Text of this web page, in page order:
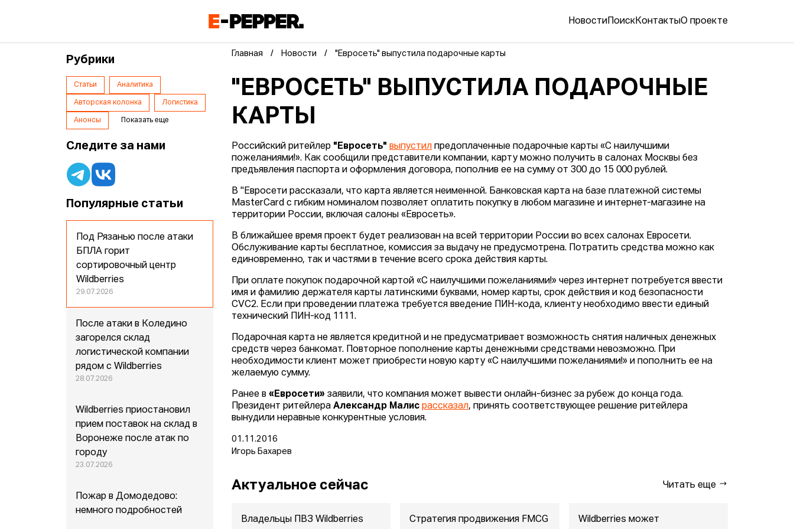
Новости ПоискКонтактыО проекте
Главная Новости "Евросеть" выпустила подарочные карты
"ЕВРОСЕТЬ" ВЫПУСТИЛА ПОДАРОЧНЫЕ
КАРТЫ
Российский ритейлер "Евросеть" выпустил предоплаченные подарочные карты «С наилучшими
пожеланиями!». Как сообщили представители компании, карту можно получить в салонах Москвы без
предъявления паспорта и оформления договора, пополнив ее на сумму от 300 до 15 000 рублей.
В "Евросети рассказали, что карта является неименной. Банковская карта на базе платежной системы
MasterCard с гибким номиналом позволяет оплатить покупку в любом магазине и интернет-магазине на
территории России, включая салоны «Евросеть».
В ближайшее время проект будет реализован на всей территории России во всех салонах Евросети.
Обслуживание карты бесплатное, комиссия за выдачу не предусмотрена. Потратить средства можно как
единовременно, так и частями в течение всего срока действия карты.
При оплате покупок подарочной картой «С наилучшими пожеланиями!» через интернет потребуется ввести
имя и фамилию держателя карты латинскими буквами, номер карты, срок действия и код безопасности
CVС2. Если при проведении платежа требуется введение ПИН-кода, клиенту необходимо ввести единый
технический ПИН-код 1111.
Подарочная карта не является кредитной и не предусматривает возможность снятия наличных денежных
средств через банкомат. Повторное пополнение карты денежными средствами невозможно. При
необходимости клиент может приобрести новую карту «С наилучшими пожеланиями!» и пополнить ее на
желаемую сумму.
Ранее в«Евросети»заявили, что компания может вывести онлайн-бизнес за рубеж до конца года.
Президент ритейлераАлександр Малис рассказал, принять соответствующее решение ритейлера
вынудили неравные конкурентные условия.
01.11.2016
Игорь Бахарев
Актуальное сейчас Читать еще
Владельцы ПВЗ Wildberries Стратегия продвижения FMCG Wildberries может
Рубрики
Статьи Аналитика
Авторская колонка Логистика
Анонсы Показать еще
Следите за нами
Популярные статьи
Под Рязанью после атаки
БПЛА горит
сортировочный центр
Wildberries
29.07.2026
После атаки в Коледино
загорелся склад
логистической компании
рядом с Wildberries
28.07.2026
Wildberries приостановил
прием поставок на склад в
Воронеже после атак по
городу
23.07.2026
Пожар в Домодедово:
немного подробностей